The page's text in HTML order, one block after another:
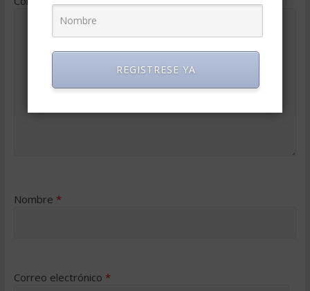
Nombre *
Correo electrónico *
REGISTRESE YA